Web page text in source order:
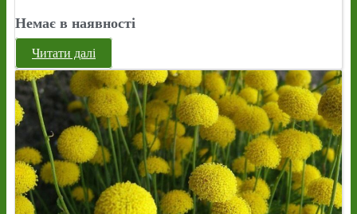
Немає в наявності
Читати далі